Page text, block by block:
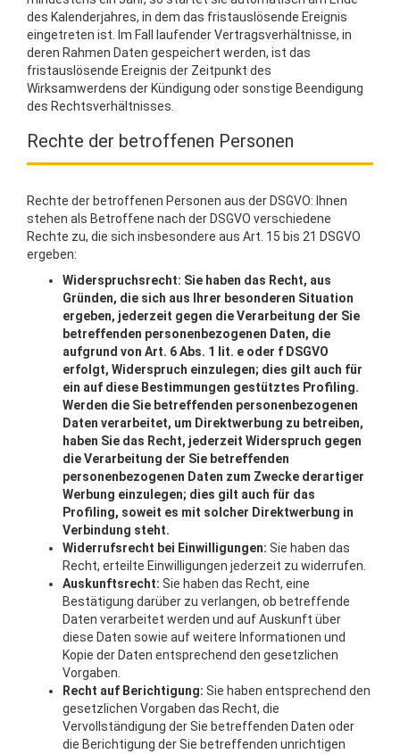
des Kalenderjahres, in dem das fristauslösende Ereignis
eingetreten ist. Im Fall laufender Vertragsverhältnisse, in
deren Rahmen Daten gespeichert werden, ist das
fristauslösende Ereignis der Zeitpunkt des
Wirksamwerdens der Kündigung oder sonstige Beendigung
des Rechtsverhältnisses.
Rechte der betroffenen Personen
Rechte der betroffenen Personen aus der DSGVO: Ihnen
stehen als Betroffene nach der DSGVO verschiedene
Rechte zu, die sich insbesondere aus Art. 15 bis 21 DSGVO
ergeben:
Widerspruchsrecht: Sie haben das Recht, aus
Gründen, die sich aus Ihrer besonderen Situation
ergeben, jederzeit gegen die Verarbeitung der Sie
betreffenden personenbezogenen Daten, die
aufgrund von Art. 6 Abs. 1 lit. e oder f DSGVO
erfolgt, Widerspruch einzulegen; dies gilt auch für
ein auf diese Bestimmungen gestütztes Profiling.
Werden die Sie betreffenden personenbezogenen
Daten verarbeitet, um Direktwerbung zu betreiben,
haben Sie das Recht, jederzeit Widerspruch gegen
die Verarbeitung der Sie betreffenden
personenbezogenen Daten zum Zwecke derartiger
Werbung einzulegen; dies gilt auch für das
Profiling, soweit es mit solcher Direktwerbung in
Verbindung steht.
Widerrufsrecht bei Einwilligungen: Sie haben das
Recht, erteilte Einwilligungen jederzeit zu widerrufen.
Auskunftsrecht: Sie haben das Recht, eine
Bestätigung darüber zu verlangen, ob betreffende
Daten verarbeitet werden und auf Auskunft über
diese Daten sowie auf weitere Informationen und
Kopie der Daten entsprechend den gesetzlichen
Vorgaben.
Recht auf Berichtigung: Sie haben entsprechend den
gesetzlichen Vorgaben das Recht, die
Vervollständigung der Sie betreffenden Daten oder
die Berichtigung der Sie betreffenden unrichtigen